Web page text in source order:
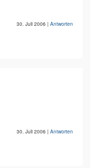
30. Juli 2006 | Antworten
30. Juli 2006 | Antworten